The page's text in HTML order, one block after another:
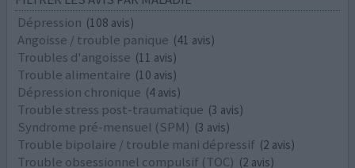
Dépression (108 avis)
Angoisse / trouble panique (41 avis)
Troubles d'angoisse (11 avis)
Trouble alimentaire (10 avis)
Dépression chronique (4 avis)
Trouble stress post-traumatique (3 avis)
Syndrome pré-mensuel (SPM) (3 avis)
Trouble bipolaire / trouble mani dépressif (2 avis)
Trouble obsessionnel compulsif (TOC) (2 avis)